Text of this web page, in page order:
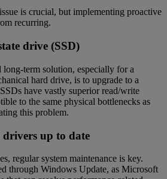
is crucial, but implementing proactive
recurring.
drive (SSD)
term solution, especially for a
hard drive, is to upgrade to a
have vastly superior read/write
to the same physical bottlenecks as
this problem.
up to date
regular system maintenance is key.
through Windows Update, as Microsoft